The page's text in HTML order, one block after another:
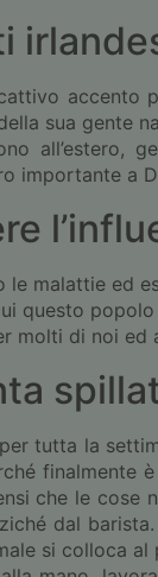
accento
sua gente
all’estero,
importante a
le malattie ed
questo
molti di noi ed
tutta la
finalmente
che le cose
dal
si colloca al